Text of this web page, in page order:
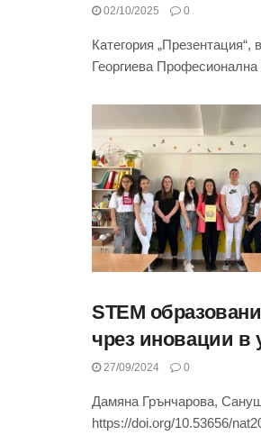
02/10/2025 0
Категория
Георгиева Професионална
STEM
чрез иновации в
27/09/2024 0
Дамяна Грънчарова,
https://doi.org/10.53656/